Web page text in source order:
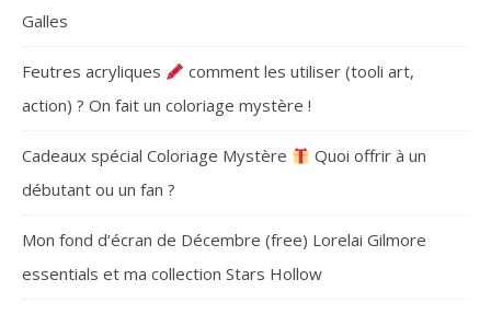
Galles
Feutres acryliques
comment les utiliser (tooli art,
action) ? On fait un coloriage mystère !
Cadeaux spécial Coloriage Mystère
Quoi offrir à un
débutant ou un fan ?
Mon fond d’écran de Décembre (free) Lorelai Gilmore
essentials et ma collection Stars Hollow